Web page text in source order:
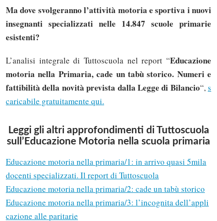
Ma dove svolgeranno l’attività motoria e sportiva i nuovi
insegnanti specializzati nelle 14.847 scuole primarie
esistenti?
L’analisi integrale di Tuttoscuola nel report “Educazione
motoria nella Primaria, cade un tabù storico. Numeri e
fattibilità della novità prevista dalla Legge di Bilancio“, s
caricabile gratuitamente qui.
Leggi gli altri approfondimenti di Tuttoscuola
sull’Educazione Motoria nella scuola primaria
Educazione motoria nella primaria/1: in arrivo quasi 5mila
docenti specializzati. Il report di Tuttoscuola
Educazione motoria nella primaria/2: cade un tabù storico
Educazione motoria nella primaria/3: l’incognita dell’appli
cazione alle paritarie